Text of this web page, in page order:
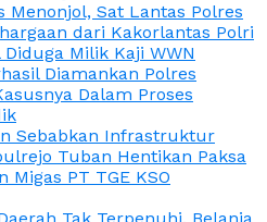
Menonjol, Sat Lantas Polres
dari Kakorlantas Polri
Milik Kaji WWN
Diamankan Polres
Dalam Proses
Sebabkan Infrastruktur
Tuban Hentikan Paksa
Migas PT TGE KSO